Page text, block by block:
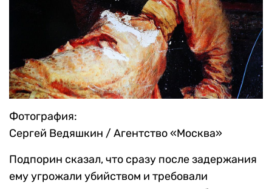
Фотография:
Сергей Ведяшкин / Агентство «Москва»
Подпорин сказал, что сразу после задержания
ему угрожали убийством и требовали